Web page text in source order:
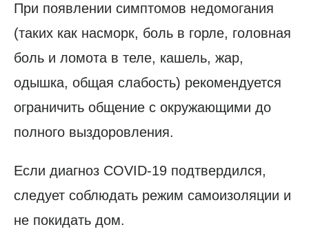
При появлении симптомов недомогания
(таких как насморк, боль в горле, головная
боль и ломота в теле, кашель, жар,
одышка, общая слабость) рекомендуется
ограничить общение с окружающими до
полного выздоровления.
Если диагноз COVID-19 подтвердился,
следует соблюдать режим самоизоляции и
не покидать дом.